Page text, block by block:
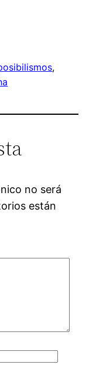
no será
están